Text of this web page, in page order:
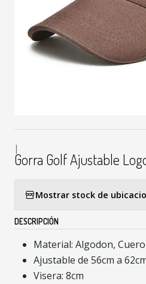
|
Gorra Golf Ajustable
Mostrar stock de
DESCRIPCIÓN
Material: Algodon,
Ajustable de 56cm a
Visera: 8cm